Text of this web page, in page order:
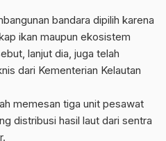
bandara dipilih karena
ikan maupun ekosistem
lanjut dia, juga telah
dari Kementerian Kelautan
memesan tiga unit pesawat
distribusi hasil laut dari sentra